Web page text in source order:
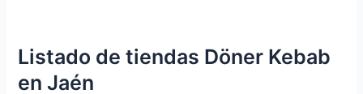
Listado de tiendas Döner Kebab
en Jaén